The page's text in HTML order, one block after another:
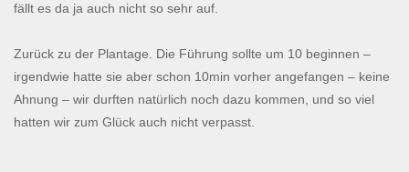
fällt es da ja auch nicht so sehr auf.
Zurück zu der Plantage. Die Führung sollte um 10 beginnen –
irgendwie hatte sie aber schon 10min vorher angefangen – keine
Ahnung – wir durften natürlich noch dazu kommen, und so viel
hatten wir zum Glück auch nicht verpasst.